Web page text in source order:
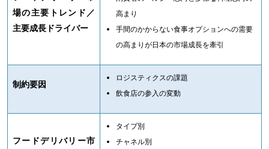
場の主要トレンド／
主要成長ドライバー
高まり
手間のかからない食事オプションへの需要
の高まりが日本の市場成長を牽引
制約要因
ロジスティクスの課題
飲食店の参入の変動
フードデリバリー市
タイプ別
チャネル別